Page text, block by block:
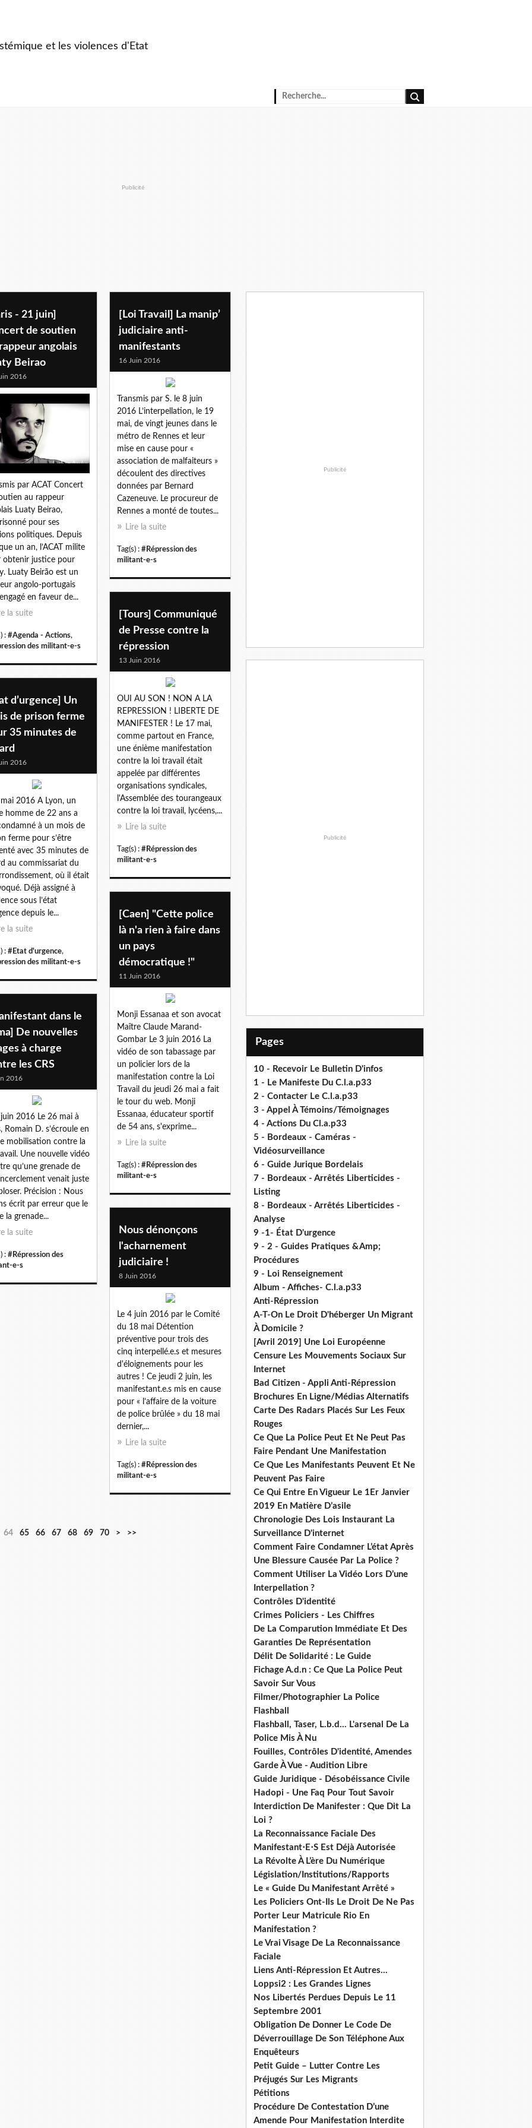
et les violences d'Etat
Publicité
s - 21 juin]
de soutien
angolais
Beirao
2016
par ACAT Concert
au rappeur
Luaty Beirao,
pour ses
politiques. Depuis
un an, l’ACAT milite
obtenir justice pour
Luaty Beirão est un
angolo-portugais
en faveur de...
la suite
: #Agenda - Actions,
des militant-e-s
[Loi Travail] La manip’
judiciaire anti-
manifestants
16 Juin 2016
Transmis par S. le 8 juin
2016 L’interpellation, le 19
mai, de vingt jeunes dans le
métro de Rennes et leur
mise en cause pour «
association de malfaiteurs »
découlent des directives
données par Bernard
Cazeneuve. Le procureur de
Rennes a monté de toutes...
Lire la suite
Tag(s) : #Répression des
militant-e-s
[Tours] Communiqué
de Presse contre la
répression
13 Juin 2016
OUI AU SON ! NON A LA
REPRESSION ! LIBERTE DE
MANIFESTER ! Le 17 mai,
comme partout en France,
une énième manifestation
contre la loi travail était
appelée par différentes
organisations syndicales,
l'Assemblée des tourangeaux
contre la loi travail, lycéens,...
Lire la suite
Tag(s) : #Répression des
militant-e-s
d’urgence] Un
de prison ferme
35 minutes de
2016
mai 2016 A Lyon, un
homme de 22 ans a
à un mois de
ferme pour s’être
avec 35 minutes de
au commissariat du
où il était
Déjà assigné à
sous l’état
depuis le...
la suite
: #Etat d'urgence,
des militant-e-s
[Caen] "Cette police
là n'a rien à faire dans
un pays
démocratique !"
11 Juin 2016
Monji Essanaa et son avocat
Maître Claude Marand-
Gombar Le 3 juin 2016 La
vidéo de son tabassage par
un policier lors de la
manifestation contre la Loi
Travail du jeudi 26 mai a fait
le tour du web. Monji
Essanaa, éducateur sportif
de 54 ans, s'exprime...
Lire la suite
Tag(s) : #Répression des
militant-e-s
dans le
De nouvelles
à charge
les CRS
2016
juin 2016 Le 26 mai à
Romain D. s’écroule en
mobilisation contre la
Une nouvelle vidéo
qu’une grenade de
venait juste
Précision : Nous
écrit par erreur que le
la grenade...
la suite
: #Répression des
e-s
Nous dénonçons
l'acharnement
judiciaire !
8 Juin 2016
Le 4 juin 2016 par le Comité
du 18 mai Détention
préventive pour trois des
cinq interpellé.e.s et mesures
d'éloignements pour les
autres ! Ce jeudi 2 juin, les
manifestant.e.s mis en cause
pour « l’affaire de la voiture
de police brûlée » du 18 mai
dernier,...
Lire la suite
Tag(s) : #Répression des
militant-e-s
64 65 66 67 68 69 70
8
9
1
> >>
Publicité
Publicité
Pages
10 - Recevoir Le Bulletin D'infos
1 - Le Manifeste Du C.l.a.p33
2 - Contacter Le C.l.a.p33
3 - Appel À Témoins/Témoignages
4 - Actions Du Cl.a.p33
5 - Bordeaux - Caméras -
Vidéosurveillance
6 - Guide Jurique Bordelais
7 - Bordeaux - Arrêtés Liberticides -
Listing
8 - Bordeaux - Arrêtés Liberticides -
Analyse
9 -1- État D'urgence
9 - 2 - Guides Pratiques &Amp;
Procédures
9 - Loi Renseignement
Album - Affiches- C.l.a.p33
Anti-Répression
A-T-On Le Droit D'héberger Un Migrant
À Domicile ?
[Avril 2019] Une Loi Européenne
Censure Les Mouvements Sociaux Sur
Internet
Bad Citizen - Appli Anti-Répression
Brochures En Ligne/Médias Alternatifs
Carte Des Radars Placés Sur Les Feux
Rouges
Ce Que La Police Peut Et Ne Peut Pas
Faire Pendant Une Manifestation
Ce Que Les Manifestants Peuvent Et Ne
Peuvent Pas Faire
Ce Qui Entre En Vigueur Le 1Er Janvier
2019 En Matière D’asile
Chronologie Des Lois Instaurant La
Surveillance D'internet
Comment Faire Condamner L’état Après
Une Blessure Causée Par La Police ?
Comment Utiliser La Vidéo Lors D’une
Interpellation ?
Contrôles D'identité
Crimes Policiers - Les Chiffres
De La Comparution Immédiate Et Des
Garanties De Représentation
Délit De Solidarité : Le Guide
Fichage A.d.n : Ce Que La Police Peut
Savoir Sur Vous
Filmer/Photographier La Police
Flashball
Flashball, Taser, L.b.d... L'arsenal De La
Police Mis À Nu
Fouilles, Contrôles D'identité, Amendes
Garde À Vue - Audition Libre
Guide Juridique - Désobéissance Civile
Hadopi - Une Faq Pour Tout Savoir
Interdiction De Manifester : Que Dit La
Loi ?
La Reconnaissance Faciale Des
Manifestant⋅E⋅S Est Déjà Autorisée
La Révolte À L’ère Du Numérique
Législation/Institutions/Rapports
Le « Guide Du Manifestant Arrêté »
Les Policiers Ont-Ils Le Droit De Ne Pas
Porter Leur Matricule Rio En
Manifestation ?
Le Vrai Visage De La Reconnaissance
Faciale
Liens Anti-Répression Et Autres...
Loppsi2 : Les Grandes Lignes
Nos Libertés Perdues Depuis Le 11
Septembre 2001
Obligation De Donner Le Code De
Déverrouillage De Son Téléphone Aux
Enquêteurs
Petit Guide – Lutter Contre Les
Préjugés Sur Les Migrants
Pétitions
Procédure De Contestation D’une
Amende Pour Manifestation Interdite